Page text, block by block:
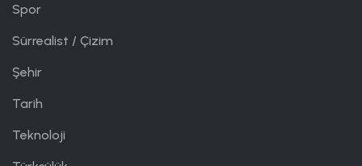
Spor
Sürrealist / Çizim
Şehir
Tarih
Teknoloji